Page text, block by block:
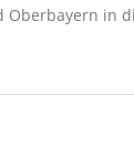
in